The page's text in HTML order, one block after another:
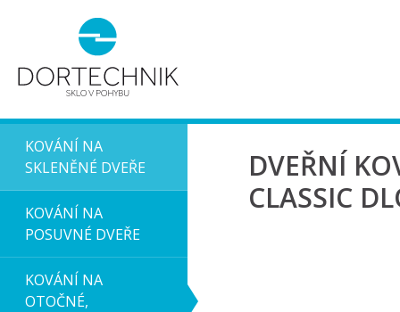
DVEŘNÍ
CLASSIC
KOVÁNÍ NA
SKLENĚNÉ DVEŘE
KOVÁNÍ NA
POSUVNÉ DVEŘE
KOVÁNÍ NA
OTOČNÉ,